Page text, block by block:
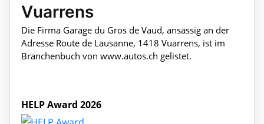
Vuarrens
Die Firma Garage du Gros de Vaud, ansässig an der
Adresse Route de Lausanne, 1418 Vuarrens, ist im
Branchenbuch von www.autos.ch gelistet.
HELP Award 2026